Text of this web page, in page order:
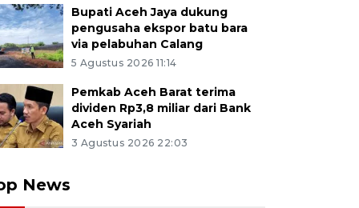
Bupati Aceh Jaya dukung
pengusaha ekspor batu bara
via pelabuhan Calang
5 Agustus 2026 11:14
Pemkab Aceh Barat terima
dividen Rp3,8 miliar dari Bank
Aceh Syariah
3 Agustus 2026 22:03
News